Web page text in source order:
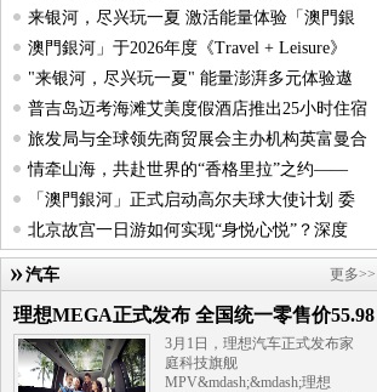
来银河，尽兴玩一夏 激活能量体验「澳門銀
澳門銀河」于2026年度《Travel + Leisure》
"来银河，尽兴玩一夏" 能量澎湃多元体验遨
普吉岛迈考海滩艾美度假酒店推出25小时住宿
旅发局与全球领先商贸展会主办机构英富曼合
情牵山海，共赴世界的“香格里拉”之约——
「澳門銀河」正式启动高尔夫球大使计划 委
北京故宫一日游如何实现“身悦心悦”？深度
更多>>
汽车
理想MEGA正式发布 全国统一零售价55.98
3月1日，理想汽车正式发布家
庭科技旗舰
MPV&mdash;&mdash;理想